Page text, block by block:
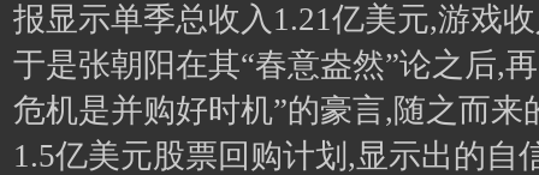
报显示单季总收入1.21亿美元,游戏
于是张朝阳在其“春意盎然”论之后,
危机是并购好时机”的豪言,随之而来
1.5亿美元股票回购计划,显示出的自